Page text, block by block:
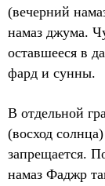
(вечерний
намаз джума.
оставшееся в
фард и сунны.
В отдельной
(восход
запрещается.
намаз Фаджр